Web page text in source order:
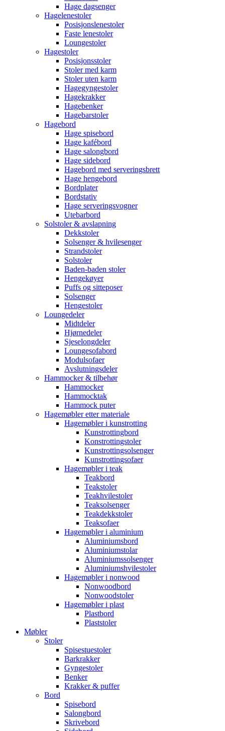
Hage dagsenger
Hagelenestoler
Posisjonslenestoler
Faste lenestoler
Loungestoler
Hagestoler
Posisjonsstoler
Stoler med karm
Stoler uten karm
Hagegyngestoler
Hagekrakker
Hagebenker
Hagebarstoler
Hagebord
Hage spisebord
Hage kafébord
Hage salongbord
Hage sidebord
Hagebord med serveringsbrett
Hage hengebord
Bordplater
Bordstativ
Hage serveringsvogner
Utebarbord
Solstoler & avslapning
Dekkstoler
Solsenger & hvilesenger
Strandstoler
Solstoler
Baden-baden stoler
Hengekøyer
Puffs og sitteposer
Solsenger
Hengestoler
Loungedeler
Midtdeler
Hjørnedeler
Sjeselongdeler
Loungesofabord
Modulsofaer
Avslutningsdeler
Hammocker & tilbehør
Hammocker
Hammocktak
Hammock puter
Hagemøbler etter materiale
Hagemøbler i kunstrotting
Kunstrottingbord
Konstrottingstoler
Kunstrottingsolsenger
Kunstrottingsofaer
Hagemøbler i teak
Teakbord
Teakstoler
Teakhvilestoler
Teaksolsenger
Teakdekkstoler
Teaksofaer
Hagemøbler i aluminium
Aluminiumsbord
Aluminiumstolar
Aluminiumssolsenger
Aluminiumshvilestoler
Hagemøbler i nonwood
Nonwoodbord
Nonwoodstoler
Hagemøbler i plast
Plastbord
Plaststoler
Møbler
Stoler
Spisestuestoler
Barkrakker
Gyngestoler
Benker
Krakker & puffer
Bord
Spisebord
Salongbord
Skrivebord